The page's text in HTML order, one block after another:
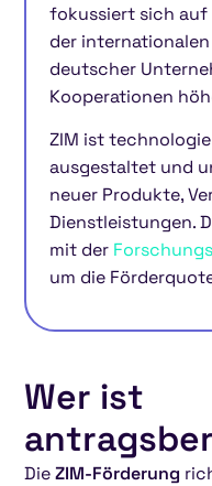
fokussiert sich
der
deutscher
Kooperationen
ZIM ist
ausgestaltet und
neuer Produkte,
Dienstleistungen.
mit der
um die
Wer ist
DieZIM-Förderung